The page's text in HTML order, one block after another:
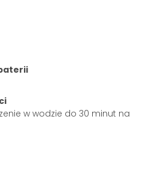
w wodzie do 30 minut na